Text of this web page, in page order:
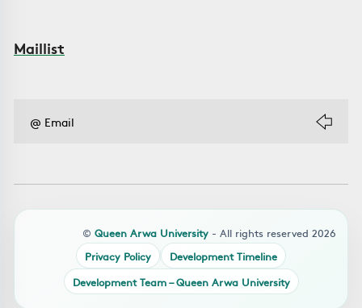
Maillist
© Queen Arwa University - All rights reserved 2026
Privacy Policy
Development Timeline
Development Team – Queen Arwa University